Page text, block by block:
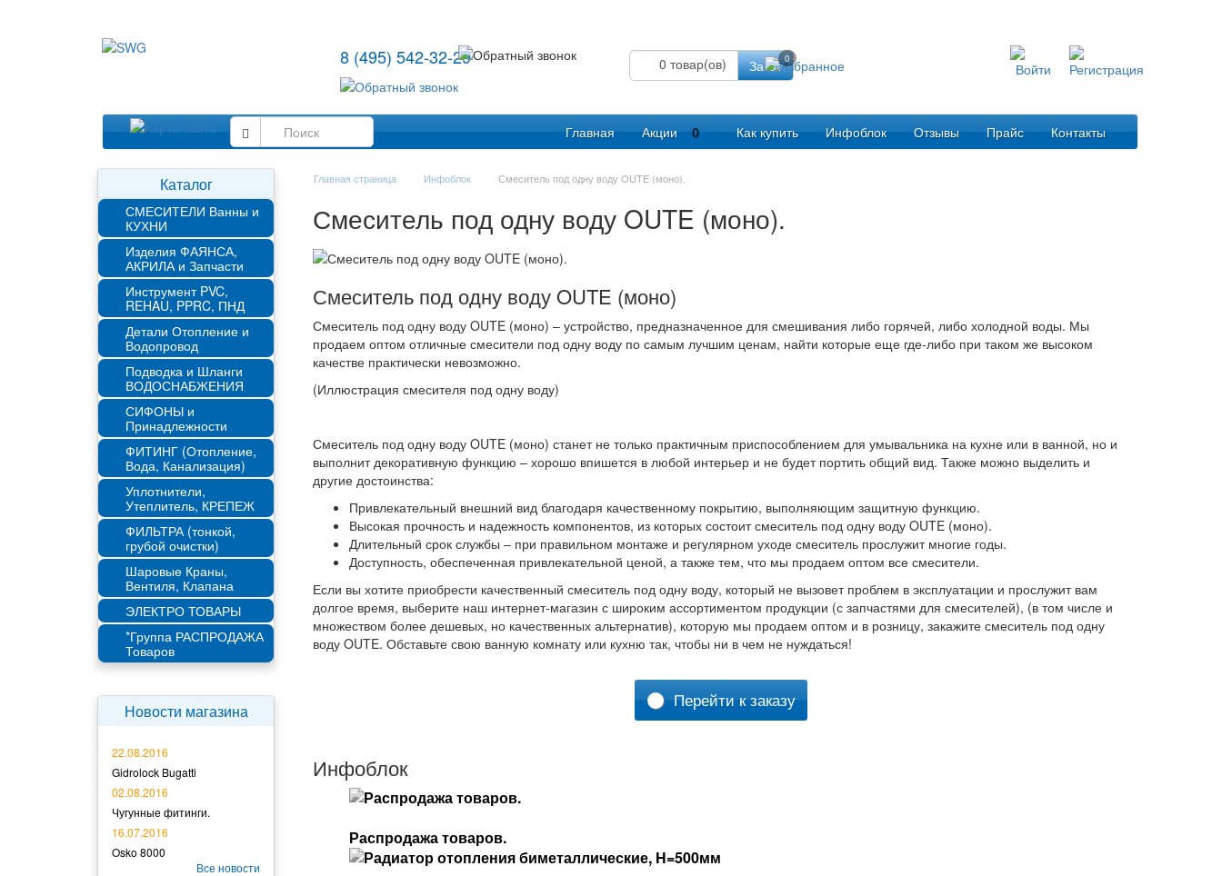
8 (495) 542-32-29 0 товар(ов) Заказ 0
Главная Акции 0 Как купить Инфоблок Отзывы Прайс Контакты
Каталог
СМЕСИТЕЛИ Ванны и
КУХНИ
Изделия ФАЯНСА,
АКРИЛА и Запчасти
Инструмент PVC,
REHAU, PPRC, ПНД
Детали Отопление и
Водопровод
Подводка и Шланги
ВОДОСНАБЖЕНИЯ
СИФОНЫ и
Принадлежности
ФИТИНГ (Отопление,
Вода, Канализация)
Уплотнители,
Утеплитель, КРЕПЕЖ
ФИЛЬТРА (тонкой,
грубой очистки)
Шаровые Краны,
Вентиля, Клапана
ЭЛЕКТРО ТОВАРЫ
*Группа РАСПРОДАЖА
Товаров
Новости магазина
22.08.2016
Gidrolock Bugatti
02.08.2016
Чугунные фитинги.
16.07.2016
Osko 8000
Все новости
Главная страница Инфоблок Смеситель под одну воду OUTE (моно).
Смеситель под одну воду OUTE (моно).
Смеситель под одну воду OUTE (моно)
Смеситель под одну воду OUTE (моно) – устройство, предназначенное для смешивания либо горячей, либо холодной воды. Мы
продаем оптом отличные смесители под одну воду по самым лучшим ценам, найти которые еще где-либо при таком же высоком
качестве практически невозможно.
(Иллюстрация смесителя под одну воду)
Смеситель под одну воду OUTE (моно) станет не только практичным приспособлением для умывальника на кухне или в ванной, но и
выполнит декоративную функцию – хорошо впишется в любой интерьер и не будет портить общий вид. Также можно выделить и
другие достоинства:
Привлекательный внешний вид благодаря качественному покрытию, выполняющим защитную функцию.
Высокая прочность и надежность компонентов, из которых состоит смеситель под одну воду OUTE (моно).
Длительный срок службы – при правильном монтаже и регулярном уходе смеситель прослужит многие годы.
Доступность, обеспеченная привлекательной ценой, а также тем, что мы продаем оптом все смесители.
Если вы хотите приобрести качественный смеситель под одну воду, который не вызовет проблем в эксплуатации и прослужит вам
долгое время, выберите наш интернет-магазин с широким ассортиментом продукции (с запчастями для смесителей), (в том числе и
множеством более дешевых, но качественных альтернатив), которую мы продаем оптом и в розницу, закажите смеситель под одну
воду OUTE. Обставьте свою ванную комнату или кухню так, чтобы ни в чем не нуждаться!
Перейти к заказу
Инфоблок
Распродажа товаров.